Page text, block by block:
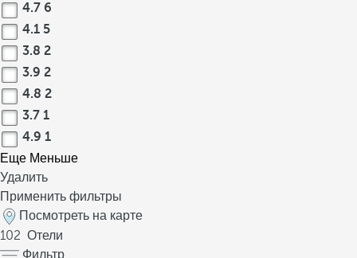
4.7 6
4.1 5
3.8 2
3.9 2
4.8 2
3.7 1
4.9 1
Еще Меньше
Удалить
Применить фильтры
Посмотреть на карте
102 Отели
Фильтр